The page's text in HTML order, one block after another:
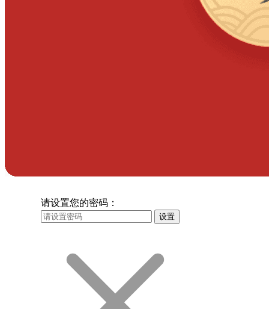
请设置您的密码：
设置